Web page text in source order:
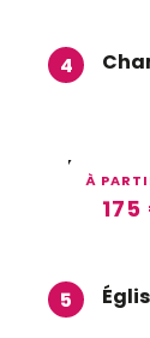
4
À
175
Le
5